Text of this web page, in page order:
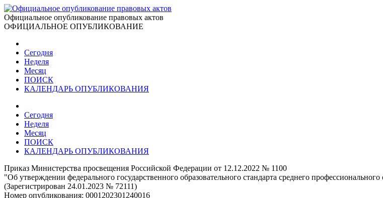
Официальное опубликование правовых актов
ОФИЦИАЛЬНОЕ ОПУБЛИКОВАНИЕ
Сегодня
Неделя
Месяц
ПОИСК
КАЛЕНДАРЬ ОПУБЛИКОВАНИЯ
Сегодня
Неделя
Месяц
ПОИСК
КАЛЕНДАРЬ ОПУБЛИКОВАНИЯ
Приказ Министерства просвещения Российской Федерации от 12.12.2022 № 1100
"Об утверждении федерального государственного образовательного стандарта среднего
(Зарегистрирован 24.01.2023 № 72111)
Номер опубликования: 0001202301240016